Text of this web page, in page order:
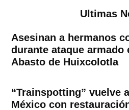
Ultimas
Asesinan a hermanos
durante ataque armado
Abasto de Huixcolotla
“Trainspotting” vuelve
México con